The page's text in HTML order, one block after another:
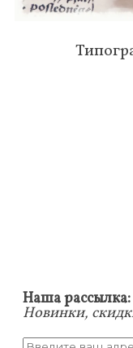
Наша рассылка:
Новинки,